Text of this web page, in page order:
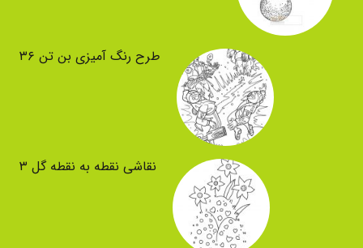
طرح رنگ آمیزی بن تن ۳۶
نقاشی نقطه به نقطه گل ۳